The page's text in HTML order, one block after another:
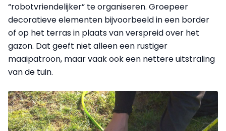
“robotvriendelijker” te organiseren. Groepeer
decoratieve elementen bijvoorbeeld in een border
of op het terras in plaats van verspreid over het
gazon. Dat geeft niet alleen een rustiger
maaipatroon, maar vaak ook een nettere uitstraling
van de tuin.